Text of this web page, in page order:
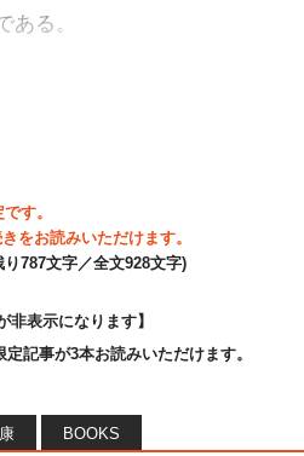
ある。
す。
をお読みいただけます。
り787文字／全文928文字)
非表示になります】
記事が3本お読みいただけます。
BOOKS